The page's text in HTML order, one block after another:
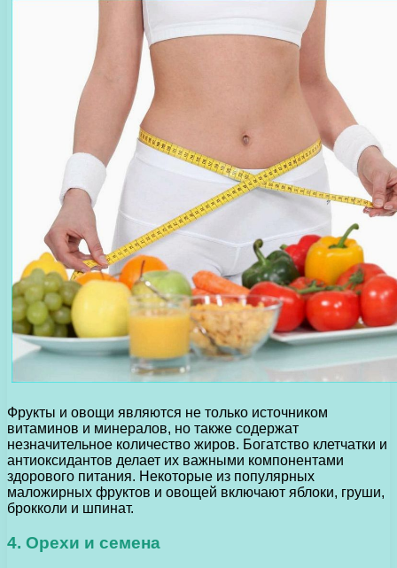
Фрукты и овощи являются не только источником
витаминов и минералов, но также содержат
незначительное количество жиров. Богатство клетчатки и
антиоксидантов делает их важными компонентами
здорового питания. Некоторые из популярных
маложирных фруктов и овощей включают яблоки, груши,
брокколи и шпинат.
4. Орехи и семена